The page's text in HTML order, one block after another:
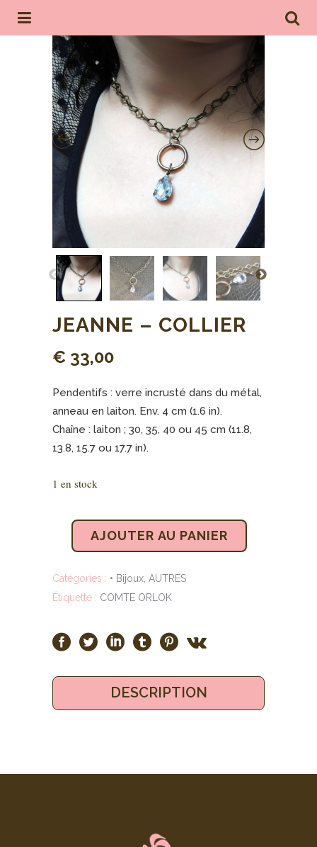
JEANNE – COLLIER
€ 33,00
Pendentifs : verre incrusté dans du métal,
anneau en laiton. Env. 4 cm (1.6 in).
Chaîne : laiton ; 30, 35, 40 ou 45 cm (11.8,
13.8, 15.7 ou 17.7 in).
1 en stock
AJOUTER AU PANIER
Catégories : • Bijoux AUTRES
Étiquette : COMTE ORLOK
DESCRIPTION